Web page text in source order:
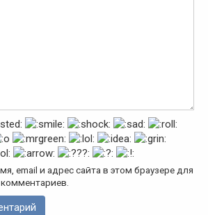
email и адрес сайта в этом браузере для